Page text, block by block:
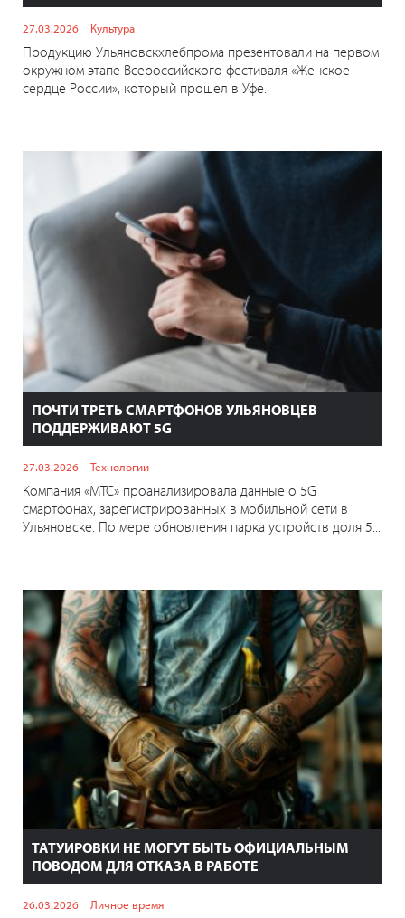
27.03.2026 Культура
Продукцию Ульяновскхлебпрома презентовали на первом
окружном этапе Всероссийского фестиваля «Женское
сердце России», который прошел в Уфе.
ПОЧТИ ТРЕТЬ СМАРТФОНОВ УЛЬЯНОВЦЕВ
ПОДДЕРЖИВАЮТ 5G
27.03.2026 Технологии
Компания «МТС» проанализировала данные о 5G
смартфонах, зарегистрированных в мобильной сети в
Ульяновске. По мере обновления парка устройств доля 5...
ТАТУИРОВКИ НЕ МОГУТ БЫТЬ ОФИЦИАЛЬНЫМ
ПОВОДОМ ДЛЯ ОТКАЗА В РАБОТЕ
26.03.2026 Личное время